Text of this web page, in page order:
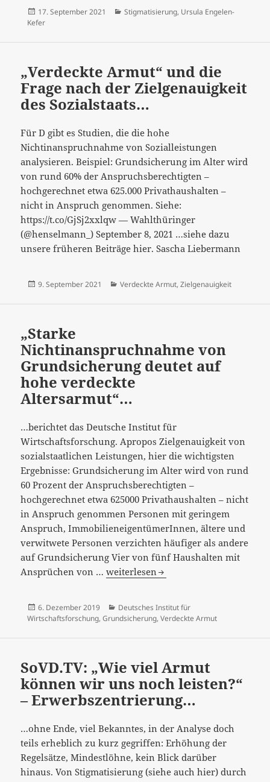
auch
verdeckte
Veröffentlicht
am
17. September 2021 Kategorien
Stigmatisierung, Ursula Engelen-
Kefer
„Verdeckte Armut“ und die
Frage nach der Zielgenauigkeit
des Sozialstaats…
Für D gibt es Studien, die die hohe
Nichtinanspruchnahme von Sozialleistungen
analysieren. Beispiel: Grundsicherung im Alter wird
von rund 60% der Anspruchsberechtigten –
hochgerechnet etwa 625.000 Privathaushalten –
nicht in Anspruch genommen. Siehe:
https://t.co/GjSj2xxlqw — Wahlthüringer
(@henselmann_) September 8, 2021 …siehe dazu
unsere früheren Beiträge hier. Sascha Liebermann
Veröffentlicht
9. September 2021 Kategorien
Verdeckte Armut, Zielgenauigkeit
„Starke
Nichtinanspruchnahme von
Grundsicherung deutet auf
hohe verdeckte
Altersarmut“…
…berichtet das Deutsche Institut für
Wirtschaftsforschung. Apropos Zielgenauigkeit von
sozialstaatlichen Leistungen, hier die wichtigsten
Ergebnisse: Grundsicherung im Alter wird von rund
60 Prozent der Anspruchsberechtigten –
hochgerechnet etwa 625000 Privathaushalten – nicht
in Anspruch genommen Personen mit geringem
Anspruch, ImmobilieneigentümerInnen, ältere und
verwitwete Personen verzichten häufiger als andere
auf Grundsicherung Vier von fünf Haushalten mit
Ansprüchen von …“Starke
Grundsicherung
verdeckte
Altersarmut“…
weiterlesen
Veröffentlicht
am
6. Dezember 2019 Kategorien
Deutsches Institut für
Wirtschaftsforschung, Grundsicherung, Verdeckte Armut
SoVD.TV: „Wie viel Armut
können wir uns noch leisten?“
– Erwerbszentrierung…
…ohne Ende, viel Bekanntes, in der Analyse doch
teils erheblich zu kurz gegriffen: Erhöhung der
Regelsätze, Mindestlöhne, kein Blick darüber
hinaus. Von Stigmatisierung (siehe auch hier) durch